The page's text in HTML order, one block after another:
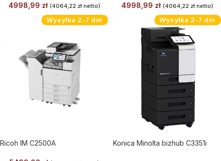
4998,99 zł (4064,22 złnetto) 4998,99 zł (4064,22 złnetto)
Wysyłka 2-7 dni
Ricoh IM C2500A
Wysyłka 2-7 dni
Konica Minolta bizhub C3351i